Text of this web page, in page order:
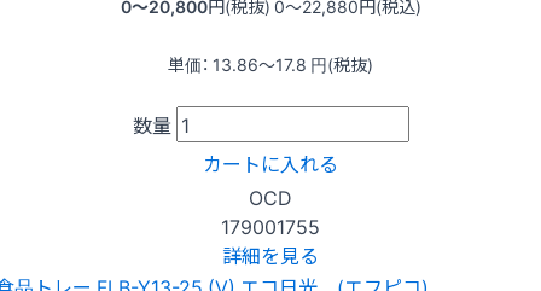
0〜20,800円(税抜) 0〜22,880円(税込)
単価： 13.86〜17.8 円(税抜)
数量
カートに入れる
OCD
179001755
詳細を見る